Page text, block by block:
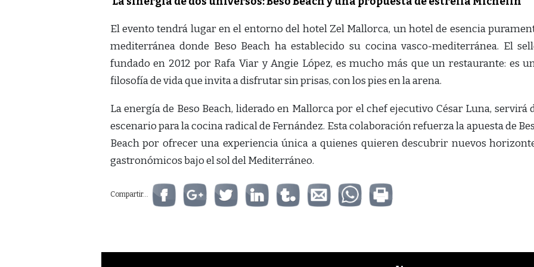
El evento tendrá lugar en el entorno del hotel Zel Mallorca, un hotel de esencia
mediterránea donde Beso Beach ha establecido su cocina vasco-mediterránea. El
fundado en 2012 por Rafa Viar y Angie López, es mucho más que un restaurante: es
filosofía de vida que invita a disfrutar sin prisas, con los pies en la arena.
La energía de Beso Beach, liderado en Mallorca por el chef ejecutivo César Luna, servirá
escenario para la cocina radical de Fernández. Esta colaboración refuerza la apuesta de
Beach por ofrecer una experiencia única a quienes quieren descubrir nuevos
gastronómicos bajo el sol del Mediterráneo.
Compartir...